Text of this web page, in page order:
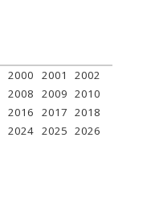
2000 2001
2002
2008 2009 2010
2016 2017 2018
2024 2025 2026